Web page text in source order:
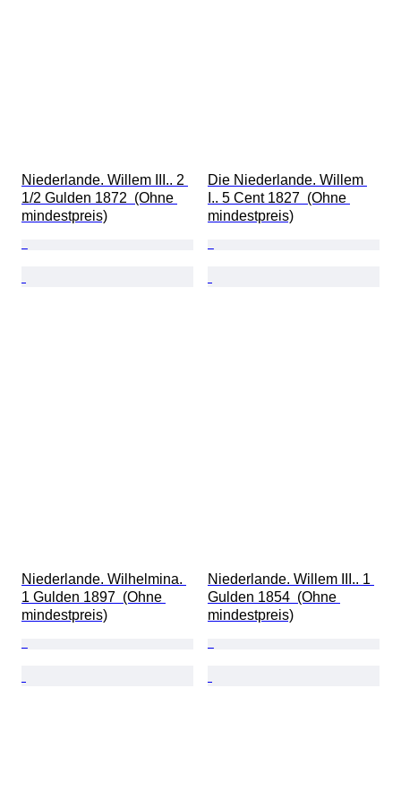
Niederlande. Willem III.. 2
1/2 Gulden 1872  (Ohne
mindestpreis)
Die Niederlande. Willem
I.. 5 Cent 1827  (Ohne
mindestpreis)
Niederlande. Wilhelmina.
1 Gulden 1897  (Ohne
mindestpreis)
Niederlande. Willem III.. 1
Gulden 1854  (Ohne
mindestpreis)